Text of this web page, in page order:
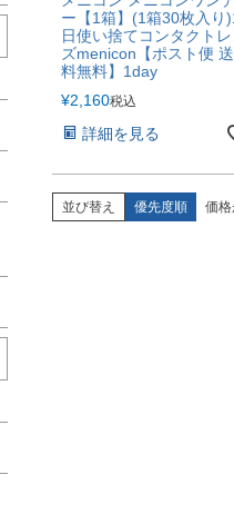
ー【1箱】(1箱30枚入り
日使い捨てコンタクトレ
ズmenicon【ポスト便 送
料無料】1day
¥2,160税込
詳細を見る
並び替え 優先度順 価